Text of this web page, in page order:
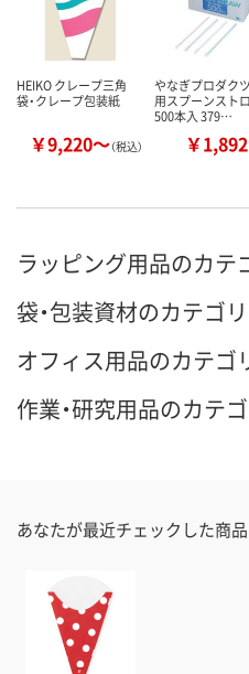
HEIKO クレープ三角
袋・クレープ包装紙
￥9,220～（税込）
やなぎプロダク
用スプーンスト
500本入 379…
￥1,892
ラッピング用品のカテ
袋・包装資材のカテゴ
オフィス用品のカテゴ
作業・研究用品のカテ
あなたが最近チェックした商品